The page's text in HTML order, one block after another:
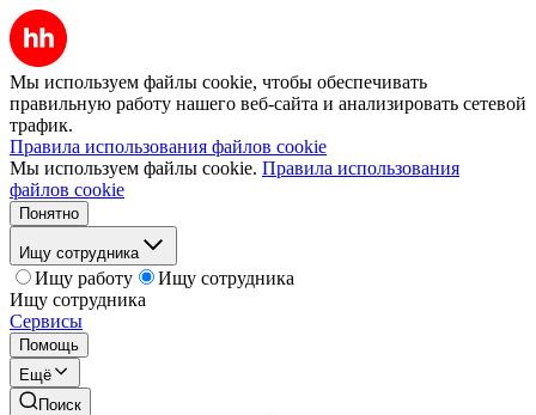
Мы используем файлы cookie, чтобы обеспечивать
правильную работу нашего веб-сайта и анализировать сетевой
трафик.
Правила использования файлов cookie
Мы используем файлы cookie. Правила использования
файлов cookie
Понятно
Ищу сотрудника
Ищу работу
Ищу сотрудника
Ищу сотрудника
Сервисы
Помощь
Ещё
Поиск